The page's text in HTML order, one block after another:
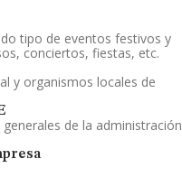
tipo de eventos festivos y
conciertos, fiestas, etc.
y organismos locales de
de la administración